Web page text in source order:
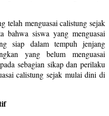
telah menguasai calistung sejak
bahwa siswa yang menguasai
siap dalam tempuh jenjang
yang belum menguasai
sebagian sikap dan perilaku
calistung sejak mulai dini di